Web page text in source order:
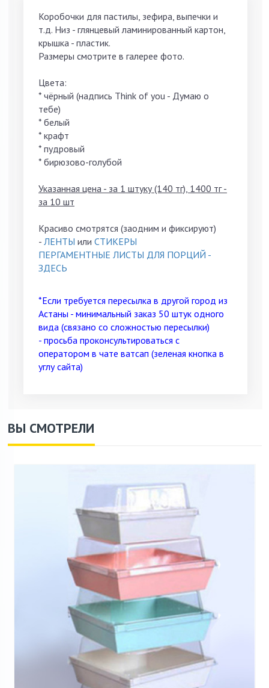
Коробочки для пастилы, зефира, выпечки и
т.д. Низ - глянцевый ламинированный картон,
крышка - пластик.
Размеры смотрите в галерее фото.
Цвета:
* чёрный (надпись Think of you - Думаю о
тебе)
* белый
* крафт
* пудровый
* бирюзово-голубой
Указанная цена - за 1 штуку (140 тг), 1400 тг -
за 10 шт
Красиво смотрятся (заодним и фиксируют)
- ЛЕНТЫ или СТИКЕРЫ
ПЕРГАМЕНТНЫЕ ЛИСТЫ ДЛЯ ПОРЦИЙ -
ЗДЕСЬ
*Если требуется пересылка в другой город из
Астаны - минимальный заказ 50 штук одного
вида (связано со сложностью пересылки)
- просьба проконсультироваться с
оператором в чате ватсап (зеленая кнопка в
углу сайта)
ВЫ СМОТРЕЛИ